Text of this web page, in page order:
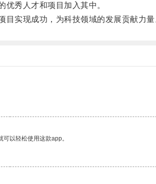
秀人才和项目加入其中。
实现成功，为科技领域的发展贡献力量
以轻松使用这款app。